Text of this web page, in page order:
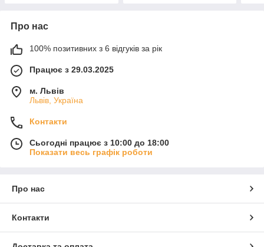
Про нас
100% позитивних з 6 відгуків за рік
Працює з 29.03.2025
м. Львів
Львів, Україна
Контакти
Сьогодні працює з 10:00 до 18:00
Показати весь графік роботи
Про нас
Контакти